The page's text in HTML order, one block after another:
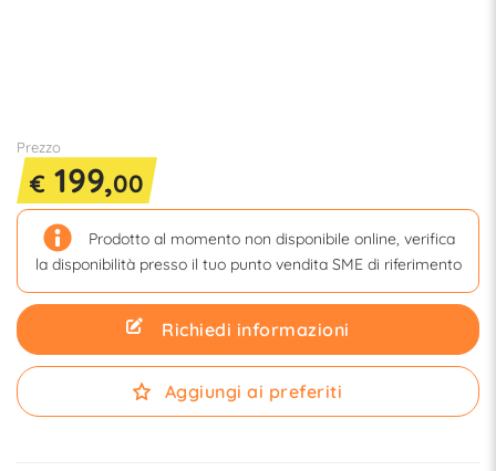
Prezzo
€ 199,00
Prodotto al momento non disponibile online, verifica
la disponibilità presso il tuo punto vendita SME di riferimento
Richiedi informazioni
Aggiungi ai preferiti